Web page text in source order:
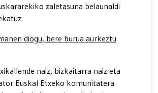
zaletasuna belaunaldi
diogu, bere burua aurkeztu
naiz, bizkaitarra naiz eta
Euskal Etxeko komunitatera.